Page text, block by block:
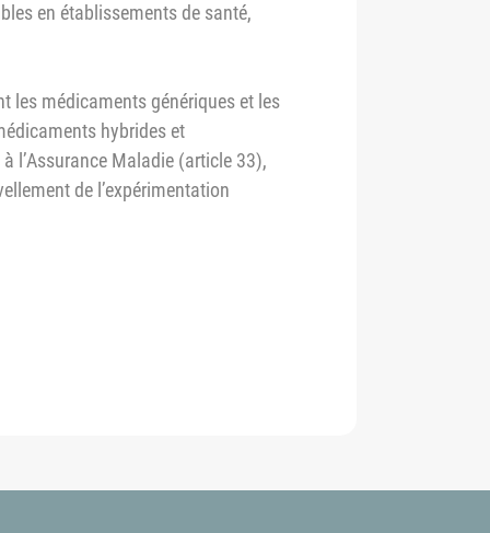
en établissements de santé,
les médicaments génériques et les
hybrides et
l’Assurance Maladie (article 33),
de l’expérimentation